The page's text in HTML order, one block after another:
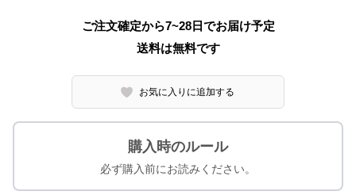
ご注文確定から7~28日でお届け予定
送料は無料です
お気に入りに追加する
購入時のルール
必ず購入前にお読みください。